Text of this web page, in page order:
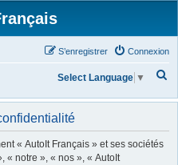
Connexion
S’enregistrer
h
Select Language ▼
« AutoIt Français » et ses sociétés
« notre », « nos », « AutoIt